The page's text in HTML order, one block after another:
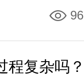
96
程复杂吗